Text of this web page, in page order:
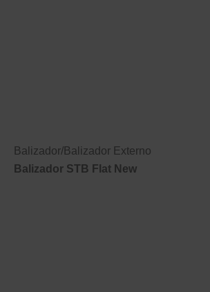
Balizador/Balizador Externo
Balizador STB Flat New